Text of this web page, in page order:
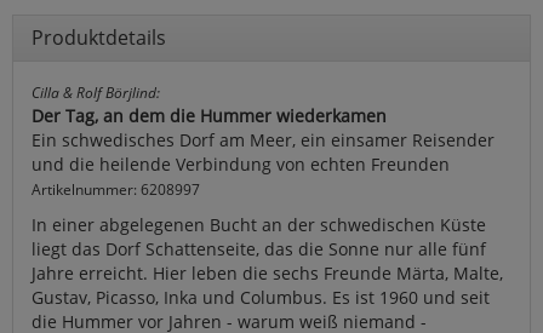
Produktdetails
Cilla & Rolf Börjlind:
Der Tag, an dem die Hummer wiederkamen
Ein schwedisches Dorf am Meer, ein einsamer Reisender
und die heilende Verbindung von echten Freunden
Artikelnummer: 6208997
In einer abgelegenen Bucht an der schwedischen Küste
liegt das Dorf Schattenseite, das die Sonne nur alle fünf
Jahre erreicht. Hier leben die sechs Freunde Märta, Malte,
Gustav, Picasso, Inka und Columbus. Es ist 1960 und seit
die Hummer vor Jahren - warum weiß niemand -